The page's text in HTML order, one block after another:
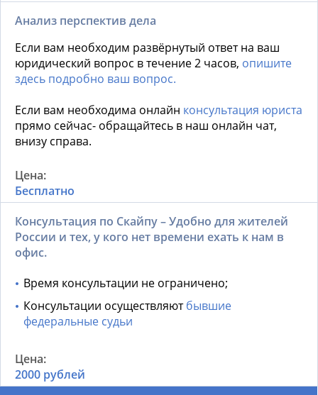
Анализ перспектив дела
Если вам необходим развёрнутый ответ на ваш
юридический вопрос в течение 2 часов, опишите
здесь подробно ваш вопрос.
Если вам необходима онлайн консультация юриста
прямо сейчас- обращайтесь в наш онлайн чат,
внизу справа.
Бесплатно
Консультация по Скайпу – Удобно для жителей
России и тех, у кого нет времени ехать к нам в
офис.
Время консультации не ограничено;
Консультации осуществляютбывшие
федеральные судьи
2000 рублей